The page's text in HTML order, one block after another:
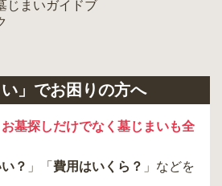
い」でお困りの方へ
お墓探しだけでなく墓じまいも全
？ 」「 費用はいくら？ 」などを